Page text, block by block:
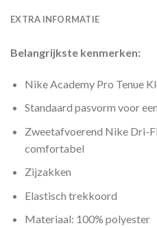
EXTRA INFORMATIE
Belangrijkste kenmerken:
Nike Academy Pro Tenue
Standaard pasvorm voor
Zweetafvoerend Nike Dri-
comfortabel
Zijzakken
Elastisch trekkoord
Materiaal: 100% polyester